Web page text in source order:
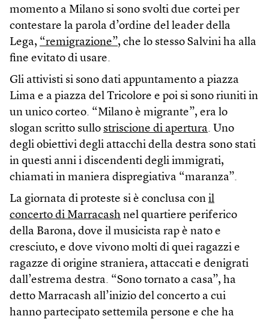
momento a Milano si sono svolti due cortei per
contestare la parola d’ordine del leader della
Lega, “remigrazione”, che lo stesso Salvini ha alla
fine evitato di usare.
Gli attivisti si sono dati appuntamento a piazza
Lima e a piazza del Tricolore e poi si sono riuniti in
un unico corteo. “Milano è migrante”, era lo
slogan scritto sullo striscione di apertura. Uno
degli obiettivi degli attacchi della destra sono stati
in questi anni i discendenti degli immigrati,
chiamati in maniera dispregiativa “maranza”.
La giornata di proteste si è conclusa con il
concerto di Marracash nel quartiere periferico
della Barona, dove il musicista rap è nato e
cresciuto, e dove vivono molti di quei ragazzi e
ragazze di origine straniera, attaccati e denigrati
dall’estrema destra. “Sono tornato a casa”, ha
detto Marracash all’inizio del concerto a cui
hanno partecipato settemila persone e che ha